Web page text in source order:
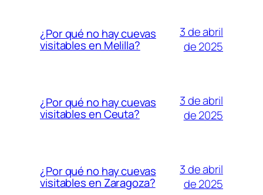
¿Por qué no hay cuevas
visitables en Melilla?
3 de abril
de 2025
¿Por qué no hay cuevas
visitables en Ceuta?
3 de abril
de 2025
¿Por qué no hay cuevas
visitables en Zaragoza?
3 de abril
de 2025